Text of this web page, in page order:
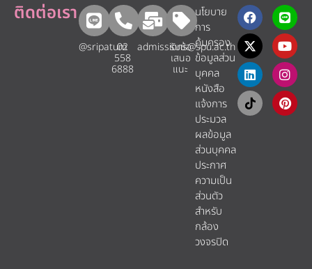
ติดต่อเรา
@sripatum
02
558
6888
admissions@spu.ac.th
รับข้อ
เสนอ
แนะ​
นโยบาย
การ
คุ้มครอง
ข้อมูลส่วน
บุคคล
หนังสือ
แจ้งการ
ประมวล
ผลข้อมูล
ส่วนบุคคล
ประกาศ
ความเป็น
ส่วนตัว
สำหรับ
กล้อง
วงจรปิด